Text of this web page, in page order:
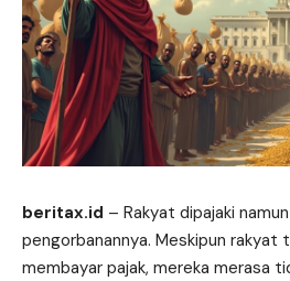
beritax.id – Rakyat dipajaki
pengorbanannya. Meskipun rakyat
membayar pajak, mereka merasa